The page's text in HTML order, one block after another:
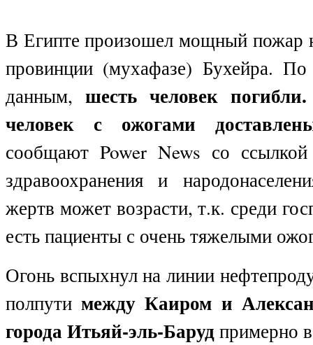
В Египте произошел мощный пожар
провинции (мухафазе) Бухейра. По
данным, шесть человек
человек с ожогами
сообщают Power News со
здравоохранения и
жертв может возрасти, т.к. среди
есть пациенты с очень тяжелыми
Огонь вспыхнул на линии
полпутимежду Каиром и
города Итьяй-эль-Барудпримерно